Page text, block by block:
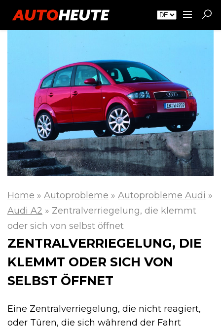
Home » Autoprobleme » Autoprobleme Audi »
Audi A2 » Zentralverriegelung, die klemmt
oder sich von selbst öffnet
ZENTRALVERRIEGELUNG, DIE
KLEMMT ODER SICH VON
SELBST ÖFFNET
Eine Zentralverriegelung, die nicht reagiert,
oder Türen, die sich während der Fahrt